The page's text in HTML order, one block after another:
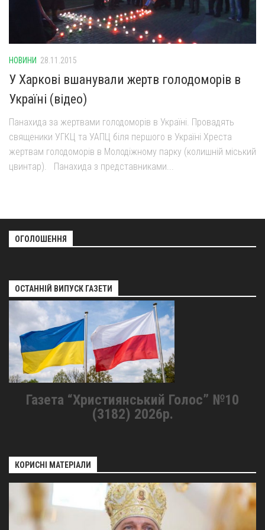
Оголошення
Трансляції
НОВИНИ 28.11.2015
У Харкові вшанували жертв голодоморів в
Україні (відео)
Панахида за жертвами голодоморів в Україні. Провадять
священики УГКЦ та УАПЦ біля першого в Україні Хреста
жертвам голодоморів в Молодіжному парку (колишній міський
цвинтар). Панахида з представниками...
ОГОЛОШЕННЯ
ОСТАННІЙ ВИПУСК ГАЗЕТИ
Газета “Християнський Голос” №10
(3182) 2026р.
КОРИСНІ МАТЕРІАЛИ